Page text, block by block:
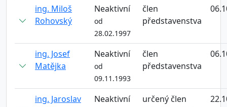
ing. Miloš
Rohovský
Neaktivní
od
28.02.1997
člen
představenstva
ing. Josef
Matějka
Neaktivní
od
09.11.1993
člen
představenstva
ing. Jaroslav
Neaktivní
určený člen